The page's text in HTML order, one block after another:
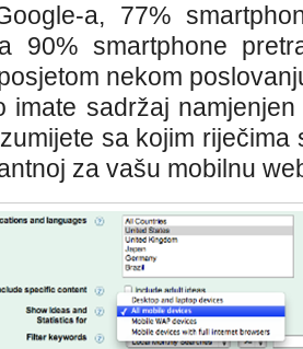
a, 77%
90% smartphone
nekom
imate sadržaj
sa kojim
za vašu mobilnu